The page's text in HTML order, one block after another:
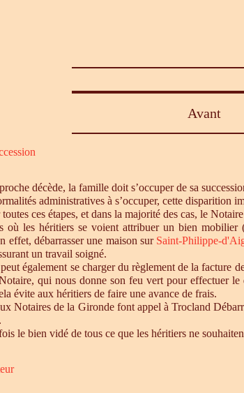
Avant
décède, la famille doit s’occuper de sa
administratives à s’occuper, cette disparition
ces étapes, et dans la majorité des cas, le
où les héritiers se voient attribuer un bien
effet, débarrasser une maison sur Saint-Philippe-
un travail soigné.
également se charger du règlement de la facture
qui nous donne son feu vert pour effectuer
évite aux héritiers de faire une avance de frais.
Notaires de la Gironde font appel à Trocland
le bien vidé de tous ce que les héritiers ne